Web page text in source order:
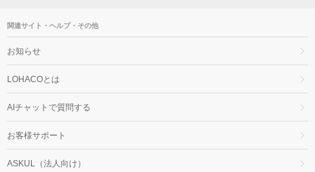
関連サイト・ヘルプ・その他
お知らせ
LOHACOとは
AIチャットで質問する
お客様サポート
ASKUL（法人向け）